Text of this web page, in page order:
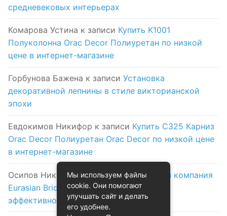
средневековых интерьерах
Комарова Устина к записи Купить K1001
Полуколонна Orac Decor Полиуретан по низкой
цене в интернет-магазине
Горбунова Бажена к записи Установка
декоративной лепнины в стиле викторианской
эпохи
Евдокимов Никифор к записи Купить C325 Карниз
Orac Decor Полиуретан Orac Decor по низкой цене
в интернет-магазине
Осипов Николак записиЛогистическая компания
Eurasian Bridge в Астане: надежность и
эффективность на первом месте
Мы используем файлы
cookie. Они помогают
улучшать сайт и делать
его удобнее.